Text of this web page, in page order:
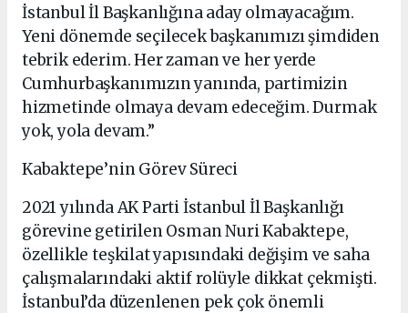
İstanbul İl Başkanlığına aday olmayacağım.
Yeni dönemde seçilecek başkanımızı şimdiden
tebrik ederim. Her zaman ve her yerde
Cumhurbaşkanımızın yanında, partimizin
hizmetinde olmaya devam edeceğim. Durmak
yok, yola devam.”
Kabaktepe’nin Görev Süreci
2021 yılında AK Parti İstanbul İl Başkanlığı
görevine getirilen Osman Nuri Kabaktepe,
özellikle teşkilat yapısındaki değişim ve saha
çalışmalarındaki aktif rolüyle dikkat çekmişti.
İstanbul’da düzenlenen pek çok önemli